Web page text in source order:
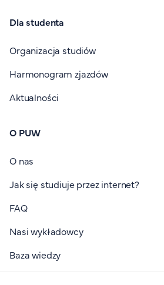
Dla studenta
Organizacja studiów
Harmonogram zjazdów
Aktualności
O PUW
O nas
Jak się studiuje przez internet?
FAQ
Nasi wykładowcy
Baza wiedzy